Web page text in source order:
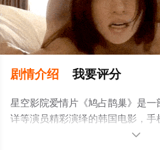
剧情介绍 我要评分
星空影院爱情片《鸠占鹊巢》是一
详等演员精彩演绎的韩国电影，手
完整版电影大全就上星空影视，更
